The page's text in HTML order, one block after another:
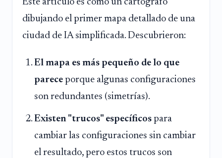
dibujando el primer mapa detallado de una
ciudad de IA simplificada. Descubrieron:
El mapa es más pequeño de lo que
parece porque algunas configuraciones
son redundantes (simetrías).
Existen "trucos" específicos para
cambiar las configuraciones sin cambiar
el resultado, pero estos trucos son